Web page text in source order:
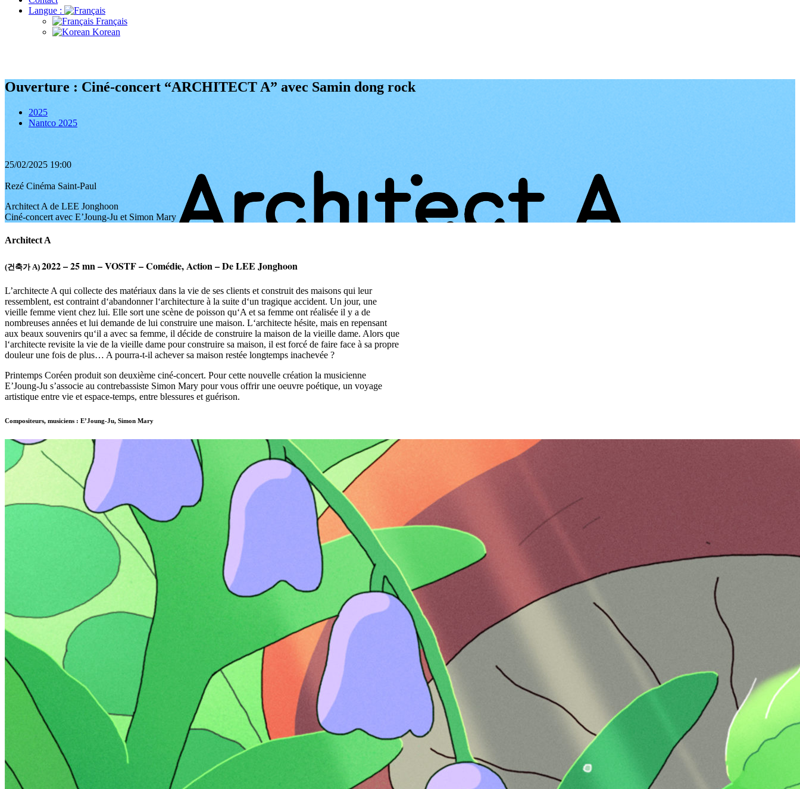
Langue :
Français
Korean
Ouverture : Ciné-concert “ARCHITECT A” avec Samin dong rock
2025
Nantco 2025
25/02/2025 19:00
Rezé Cinéma Saint-Paul
Architect A de LEE Jonghoon
Ciné-concert avec E’Joung-Ju et Simon Mary
Architect A
(건축가 A) 2022 – 25 mn – VOSTF – Comédie, Action – De LEE Jonghoon
L’architecte A qui collecte des matériaux dans la vie de ses clients et construit des maisons qui leur
ressemblent, est contraint d‘abandonner l‘architecture à la suite d‘un tragique accident. Un jour, une
vieille femme vient chez lui. Elle sort une scène de poisson qu‘A et sa femme ont réalisée il y a de
nombreuses années et lui demande de lui construire une maison. L‘architecte hésite, mais en repensant
aux beaux souvenirs qu‘il a avec sa femme, il décide de construire la maison de la vieille dame. Alors que
l‘architecte revisite la vie de la vieille dame pour construire sa maison, il est forcé de faire face à sa propre
douleur une fois de plus… A pourra-t-il achever sa maison restée longtemps inachevée ?
Printemps Coréen produit son deuxième ciné-concert. Pour cette nouvelle création la musicienne
E’Joung-Ju s’associe au contrebassiste Simon Mary pour vous offrir une oeuvre poétique, un voyage
artistique entre vie et espace-temps, entre blessures et guérison.
Compositeurs, musiciens : E’Joung-Ju, Simon Mary